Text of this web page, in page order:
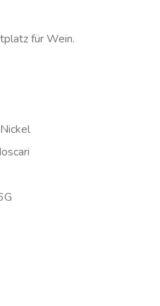
für Wein.